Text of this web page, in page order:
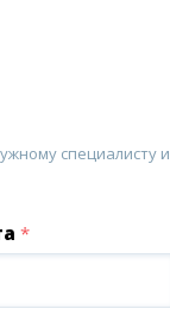
специалисту и
*